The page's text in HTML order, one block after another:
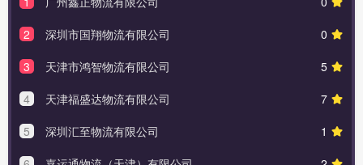
0
2
深圳市国翔物流有限公司
5
3
天津市鸿智物流有限公司
7
4
天津福盛达物流有限公司
1
5
深圳汇至物流有限公司